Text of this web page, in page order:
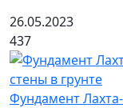
26.05.2023
437
Фундамент